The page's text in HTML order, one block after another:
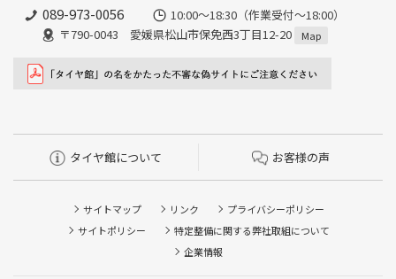
089-973-0056
10:00～18:30（作業受付～18:00）
〒790-0043 愛媛県松山市保免西3丁目12-20
Map
タイヤ館について お客様の声
サイトマップ リンク
プライバシーポリシー
サイトポリシー
特定整備に関する弊社取組について
企業情報